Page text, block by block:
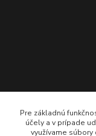
Pre základnú
účely a v prípade
využívame